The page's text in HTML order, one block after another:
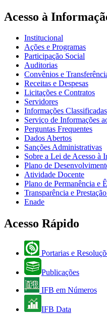
Acesso à
Institucional
Ações e Programas
Participação Social
Auditorias
Convênios e
Receitas e Despesas
Licitações e Contratos
Servidores
Informações Classificadas
Serviço de Informações
Perguntas Frequentes
Dados Abertos
Sanções Administrativas
Sobre a Lei de Acesso à
Plano de
Atividade Docente
Plano de Permanência e
Transparência e
Enade
Acesso Rápido
Portarias e
Publicações
IFB em Números
IFB Data